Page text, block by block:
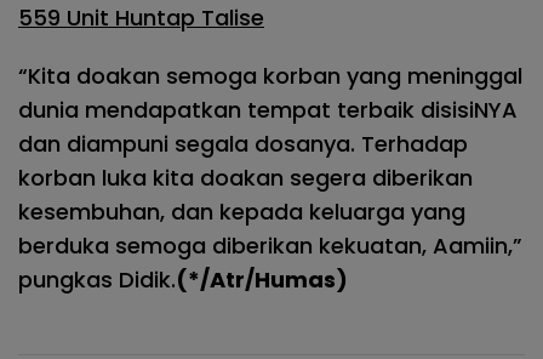
559 Unit Huntap Talise
“Kita doakan semoga korban yang meninggal
dunia mendapatkan tempat terbaik disisiNYA
dan diampuni segala dosanya. Terhadap
korban luka kita doakan segera diberikan
kesembuhan, dan kepada keluarga yang
berduka semoga diberikan kekuatan, Aamiin,”
pungkas Didik.(*/Atr/Humas)